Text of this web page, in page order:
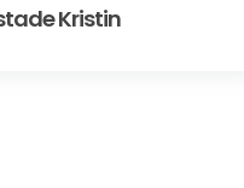
Kristin